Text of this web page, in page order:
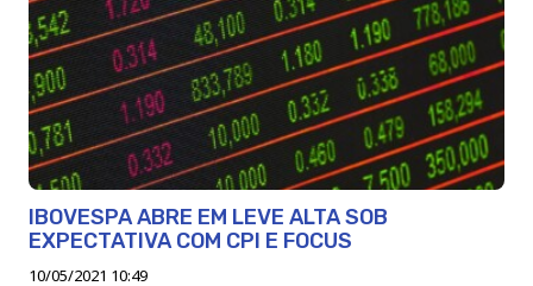
IBOVESPA ABRE EM LEVE ALTA SOB
EXPECTATIVA COM CPI E FOCUS
10/05/2021 10:49